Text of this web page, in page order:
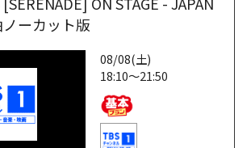
ーカット版
08/08(土)
18:10～21:50